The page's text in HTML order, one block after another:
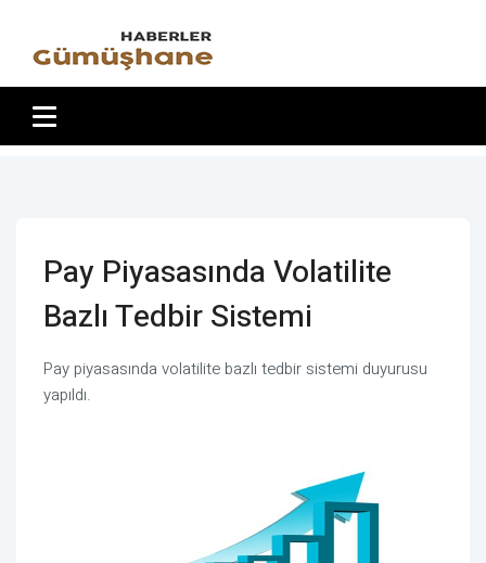
Pay Piyasasında Volatilite
Bazlı Tedbir Sistemi
Pay piyasasında volatilite bazlı tedbir sistemi duyurusu
yapıldı.